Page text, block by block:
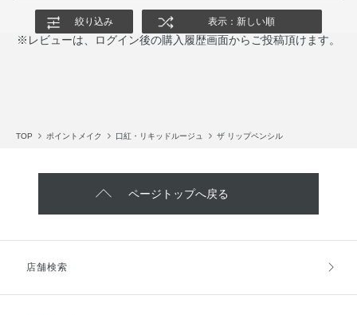
絞り込み 表示：新しい順
※レビューは、ログイン後の購入履歴画面からご投稿頂けます。
TOP ポイントメイク 口紅・リキッドルージュ ザ リップペンシル
ページトップへ戻る
店舗検索